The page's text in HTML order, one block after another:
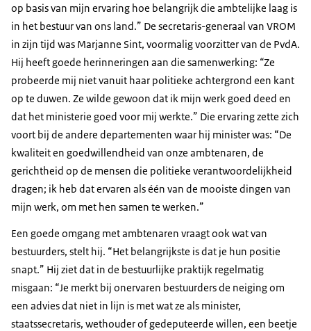
op basis van mijn ervaring hoe belangrijk die ambtelijke laag is
in het bestuur van ons land.” De secretaris-generaal van VROM
in zijn tijd was Marjanne Sint, voormalig voorzitter van de PvdA.
Hij heeft goede herinneringen aan die samenwerking: “Ze
probeerde mij niet vanuit haar politieke achtergrond een kant
op te duwen. Ze wilde gewoon dat ik mijn werk goed deed en
dat het ministerie goed voor mij werkte.” Die ervaring zette zich
voort bij de andere departementen waar hij minister was: “De
kwaliteit en goedwillendheid van onze ambtenaren, de
gerichtheid op de mensen die politieke verantwoordelijkheid
dragen; ik heb dat ervaren als één van de mooiste dingen van
mijn werk, om met hen samen te werken.”
Een goede omgang met ambtenaren vraagt ook wat van
bestuurders, stelt hij. “Het belangrijkste is dat je hun positie
snapt.” Hij ziet dat in de bestuurlijke praktijk regelmatig
misgaan: “Je merkt bij onervaren bestuurders de neiging om
een advies dat niet in lijn is met wat ze als minister,
staatssecretaris, wethouder of gedeputeerde willen, een beetje